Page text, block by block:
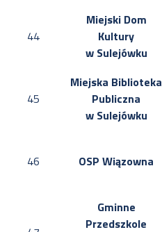
44
Miejski Dom
Kultury
w Sulejówku
45
Miejska Biblioteka
Publiczna
w Sulejówku
46 OSP Wiązowna
Gminne
Przedszkole